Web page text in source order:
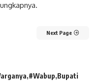
Next Page
#Wabup Bupati